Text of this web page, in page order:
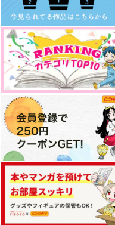
Recollection, Escape
,Recollection
からくの
1,166円（税込）
へし切長谷部×鶴丸国永
旅す
から
860
鶴丸